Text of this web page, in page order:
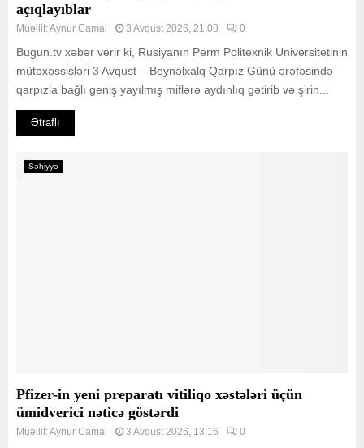
açıqlayıblar
Müəllif:Aynur Camal 3 Avqust 2026, 21:08 0
Bugun.tv xəbər verir ki, Rusiyanın Perm Politexnik Universitetinin
mütəxəssisləri 3 Avqust – Beynəlxalq Qarpız Günü ərəfəsində
qarpızla bağlı geniş yayılmış miflərə aydınlıq gətirib və şirin...
Ətraflı
Səhiyyə
Pfizer-in yeni preparatı vitiliqo xəstələri üçün
ümidverici nəticə göstərdi
Müəllif:Aynur Camal 3 Avqust 2026, 13:16 0